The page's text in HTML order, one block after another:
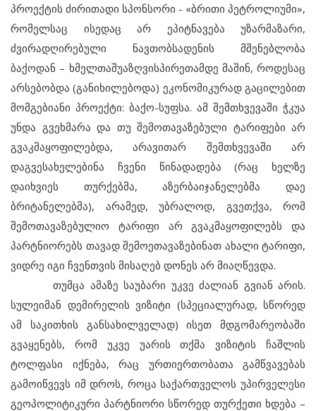
პროექტის ძირითადი სპონსორი - «ბრითი პეტროლიუმი»,
რომელსაც ისედაც არ ეპიტნავება უზარმაზარი,
ძვირადღირებული ნავთობსადენის მშენებლობა
ბაქოდან – ხმელთაშუაზღვისპირეთამდე მაშინ, როდესაც
არსებობდა (განიხილებოდა) ეკონომიკურად გაცილებით
მომგებიანი პროექტი: ბაქო-სუფსა. ამ შემთხვევაში ჭკუა
უნდა გვეხმარა და თუ შემოთავაზებული ტარიფები არ
გვაკმაყოფილებდა, არავითარ შემთხვევაში არ
დაგვესახელებინა ჩვენი წინადადება (რაც ხელზე
დაიხვიეს თურქებმა, აზერბაიჯანელებმა დაე
ბრიტანელებმა), არამედ, უბრალოდ, გვეთქვა, რომ
შემოთავაზებულიო ტარიფი არ გვაკმაყოფილებს და
პარტნიორებს თავად შემოეთავაზებინათ ახალი ტარიფი,
ვიდრე იგი ჩვენთვის მისაღებ დონეს არ მიაღწევდა.
თუმცა ამაზე საუბარი უკვე ძალიან გვიან არის.
სულეიმან დემირელის ვიზიტი (სპეციალურად, სწორედ
ამ საკითხის განსახილველად) ისეთ მდგომარეობაში
გვაყენებს, რომ უკვე უარის თქმა ვიზიტის ჩაშლის
ტოლფასი იქნება, რაც ურთიერთობათა გამწვავებას
გამოიწვევს იმ დროს, როცა საქართველოს უპირველესი
გეოპოლიტიკური პარტნიორი სწორედ თურქეთი ხდება –